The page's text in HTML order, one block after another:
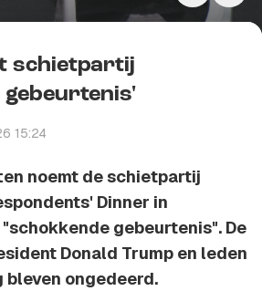
schietpartij
gebeurtenis'
15:24
noemt de schietpartij
Dinner in
gebeurtenis". De
Donald Trump en leden
ongedeerd.